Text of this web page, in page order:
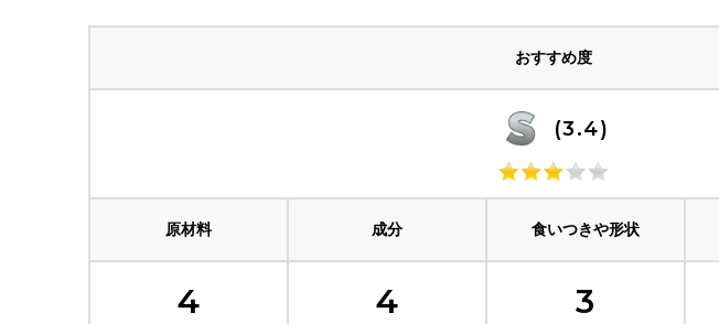
おすすめ度
(3.4)
原材料 成分 食いつきや形状
4 4 3